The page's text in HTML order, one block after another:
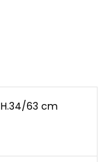
H.34/63 cm